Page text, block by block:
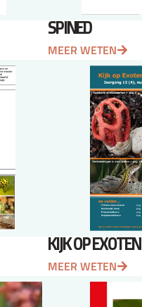
SPINED
MEER WETEN
KIJK OP EXOTEN
MEER WETEN